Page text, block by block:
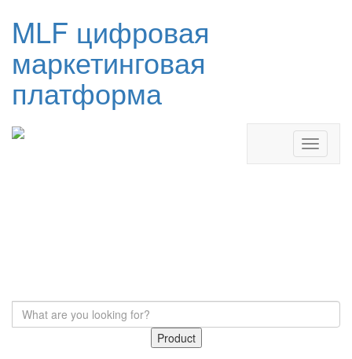
MLF цифровая
маркетинговая
платформа
Product